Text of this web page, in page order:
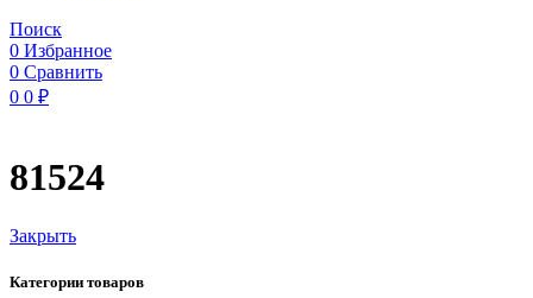
Поиск
0 Избранное
0 Сравнить
0 0 ₽
81524
Закрыть
Категории товаров